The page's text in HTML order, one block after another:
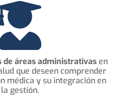
de áreas administrativasen
que deseen comprender
médica y su integración en
la gestión.